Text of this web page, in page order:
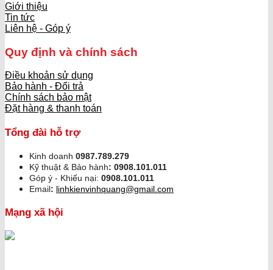
Giới thiệu
Tin tức
Liên hệ - Góp ý
Quy định và chính sách
Điều khoản sử dụng
Bảo hành - Đổi trả
Chính sách bảo mật
Đặt hàng & thanh toán
Tổng đài hỗ trợ
Kinh doanh 0987.789.279
Kỹ thuật & Bảo hành: 0908.101.011
Góp ý - Khiếu nại: 0908.101.011
Email: linhkienvinhquang@gmail.com
Mạng xã hội